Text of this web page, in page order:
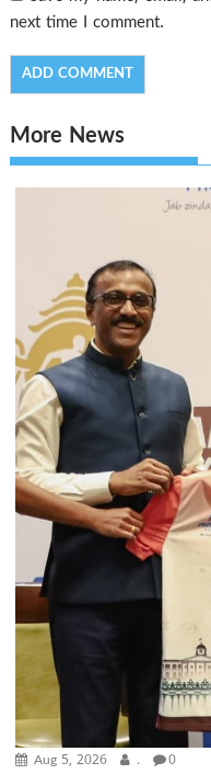
next time I comment.
More News
Aug 5, 2026 . 0